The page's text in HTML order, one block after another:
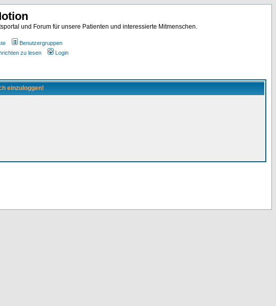
und Forum für unsere Patienten und interessierte Mitmenschen.
Benutzergruppen
zu lesen Login
einzuloggen!